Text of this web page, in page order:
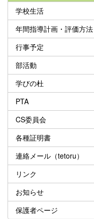
学校生活
年間指導計画・評価方法
行事予定
部活動
学びの杜
PTA
CS委員会
各種証明書
連絡メール（tetoru）
リンク
お知らせ
保護者ページ